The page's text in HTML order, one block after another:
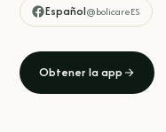
Español@bolicareES
Obtener la app